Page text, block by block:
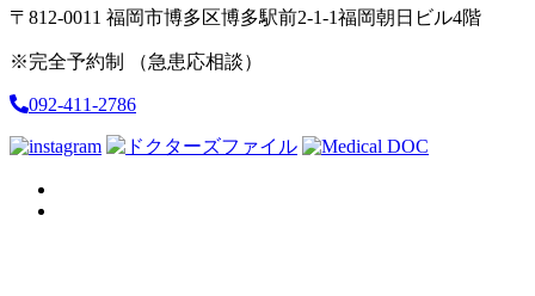
〒812-0011 福岡市博多区博多駅前2-1-1福岡朝日ビル4階
※完全予約制 （急患応相談）
092-411-2786